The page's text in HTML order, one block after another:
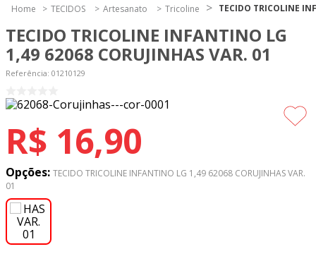
TECIDOS Artesanato Tricoline TECIDO TRICOLINE
TECIDO TRICOLINE INFANTINO LG
1,49 62068 CORUJINHAS VAR. 01
Referência: 01210129
R$ 16,90
Opções: TECIDO TRICOLINE INFANTINO LG 1,49 62068 CORUJINHAS VAR.
01
2º
tapete
cortina
6º
tecido tricoline
7º
percal
9º
tricoline digital
10º tecidos